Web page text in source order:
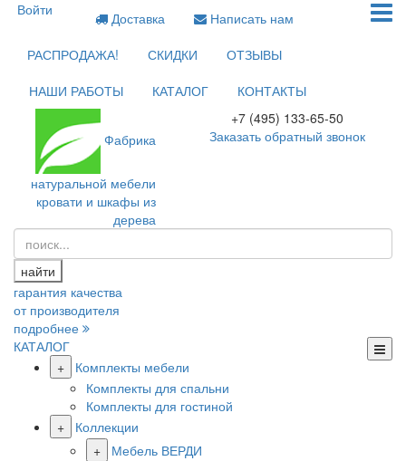
Войти Доставка
Написать нам
РАСПРОДАЖА!
СКИДКИ
ОТЗЫВЫ
НАШИ РАБОТЫ
КАТАЛОГ КОНТАКТЫ
Фабрика
натуральной мебели
кровати и шкафы из
дерева
+7 (495) 133-65-50
Заказать обратный звонок
найти
гарантия качества
от производителя
подробнее
КАТАЛОГ
+
Комплекты мебели
Комплекты для спальни
Комплекты для гостиной
+
Коллекции
+
Мебель ВЕРДИ